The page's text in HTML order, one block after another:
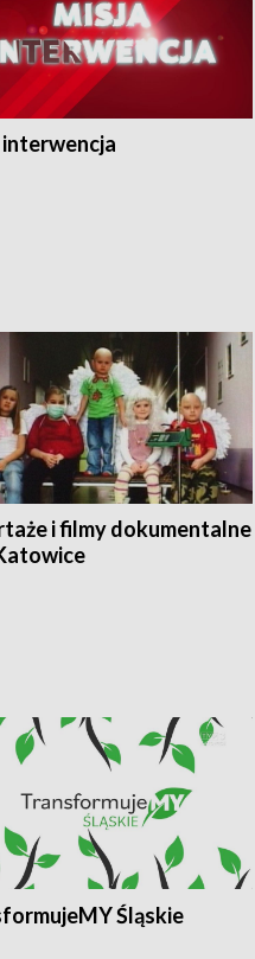
i filmy dokumentalne
Śląskie